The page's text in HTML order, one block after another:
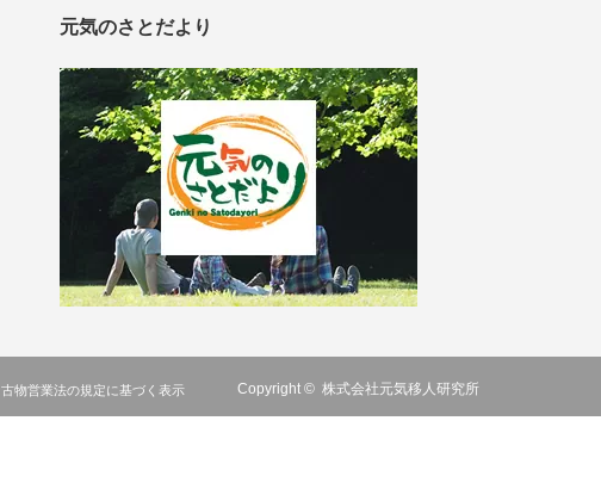
元気のさとだより
古物営業法の規定に基づく表示 Copyright © 株式会社元気移人研究所